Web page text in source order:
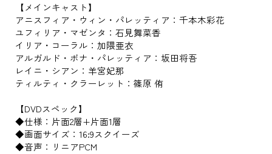
【メインキャスト】
アニスフィア・ウィン・パレッティア：千本木彩花
ユフィリア・マゼンタ：石見舞菜香
イリア・コーラル：加隈亜衣
アルガルド・ボナ・パレッティア：坂田将吾
レイニ・シアン：羊宮妃那
ティルティ・クラーレット：篠原 侑
【DVDスペック】
◆仕様：片面2層+片面1層
◆画面サイズ：16:9スクイーズ
◆音声：リニアPCM